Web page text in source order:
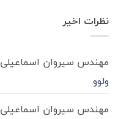
حمل‌ونقل
گیربکس
ماشیننظرات اخیر
مهندس سیروان اسماعیلی
ولوو
مهندس سیروان اسماعیلی